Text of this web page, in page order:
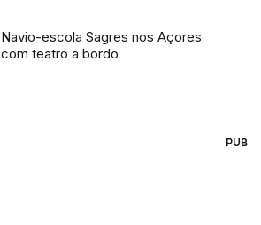
Navio-escola Sagres nos Açores
com teatro a bordo
PUB